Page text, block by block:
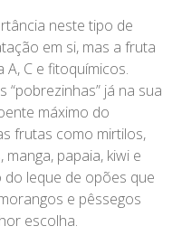
neste tipo de
em si, mas a fruta
A, C e fitoquímicos.
já na sua
máximo do
frutas como mirtilos,
papaia, kiwi e
do leque de opões que
e pêssegos
escolha.